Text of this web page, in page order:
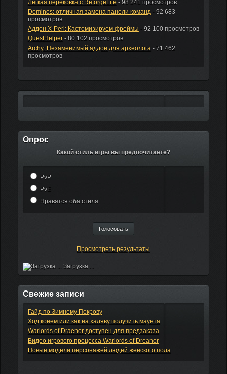
Легкая перековка с ReforgeLite - 98 241 просмотров
Dominos: отличная замена панели команд- 92 683
просмотров
Аддон X-Perl: Кастомизируем фреймы - 92 100 просмотров
QuestHelper- 80 102 просмотров
Archy: Незаменимый аддон для археолога- 71 462
просмотров
Опрос
Какой стиль игры вы предпочитаете?
PvP
PvE
Нравятся оба стиля
Просмотреть результаты
Загрузка ...
Свежие записи
Гайд по Зимнему Покрову
Ход конем или как на халяву получить маунта
Warlords of Draenor доступен для предзаказа
Видео игрового процесса Warlords of Dreanor
Новые модели персонажей людей женского пола